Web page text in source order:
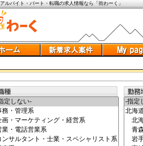
アルバイト・パート・転職の求人情報なら「街わーく」